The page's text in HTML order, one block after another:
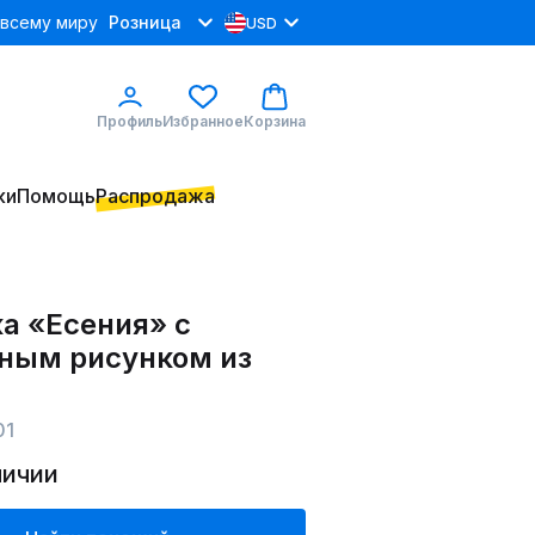
миру Розница USD
ПрофильИзбранноеКорзина
ПомощьРаспродажа
«Есения» с
рисунком из